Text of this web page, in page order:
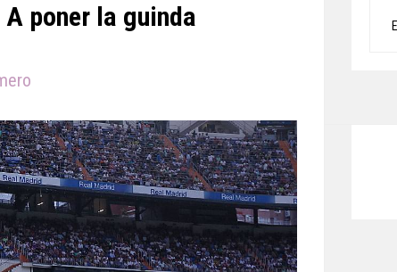
poner la guinda